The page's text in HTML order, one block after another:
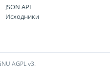
JSON API
Исходники
AGPL v3.